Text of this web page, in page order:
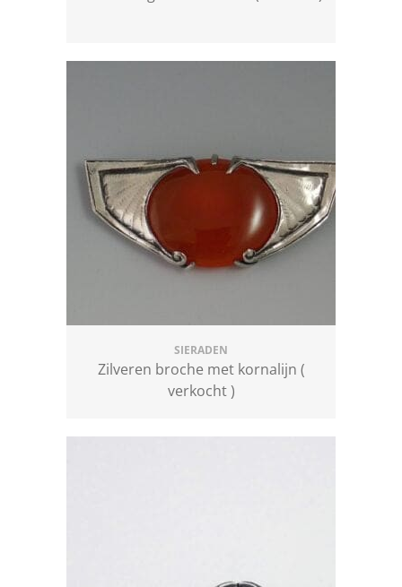
SIERADEN
Zilveren broche met kornalijn (
verkocht )